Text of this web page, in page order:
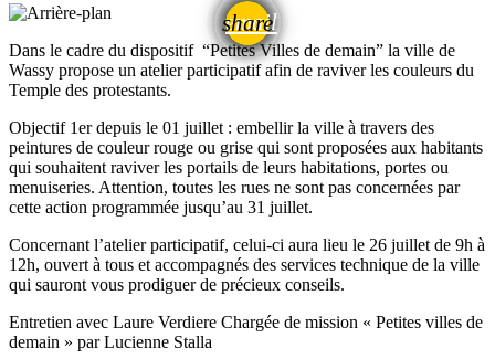
share
email
Dans le cadre du dispositif “Petites Villes de demain” la ville de
Wassy propose un atelier participatif afin de raviver les couleurs du
Temple des protestants.
Objectif 1er depuis le 01 juillet : embellir la ville à travers des
peintures de couleur rouge ou grise qui sont proposées aux habitants
qui souhaitent raviver les portails de leurs habitations, portes ou
menuiseries. Attention, toutes les rues ne sont pas concernées par
cette action programmée jusqu’au 31 juillet.
Concernant l’atelier participatif, celui-ci aura lieu le 26 juillet de 9h à
12h, ouvert à tous et accompagnés des services technique de la ville
qui sauront vous prodiguer de précieux conseils.
Entretien avec Laure Verdiere Chargée de mission « Petites villes de
demain » par Lucienne Stalla